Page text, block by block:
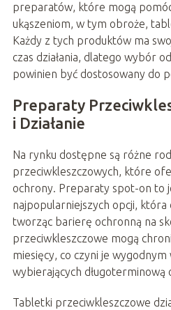
preparatów, które mogą
ukąszeniom, w tym obroże,
Każdy z tych produktów ma
czas działania, dlatego wybór
powinien być dostosowany do
Preparaty
i Działanie
Na rynku dostępne są różne
przeciwkleszczowych, które
ochrony. Preparaty spot-on to
najpopularniejszych opcji, która
tworząc barierę ochronną na
przeciwkleszczowe mogą
miesięcy, co czyni je wygodnym
wybierających długoterminową
Tabletki przeciwkleszczowe